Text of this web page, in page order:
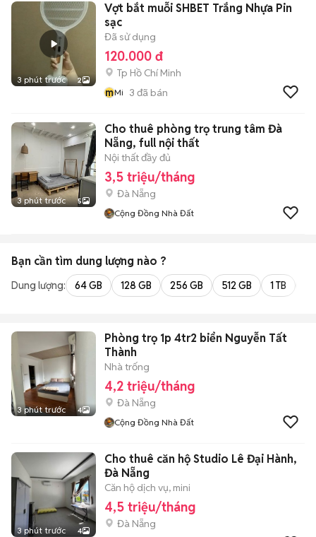
3 phút trước 2
Vợt bắt muỗi SHBET Trắng Nhựa Pin
sạc
Đã sử dụng
120.000 đ
Tp Hồ Chí Minh
mMi 3 đã bán
3 phút trước 5
Cho thuê phòng trọ trung tâm Đà
Nẵng, full nội thất
Nội thất đầy đủ
3,5 triệu/tháng
Đà Nẵng
Cộng Đồng Nhà Đất
Bạn cần tìm dung lượng nào ?
Dung lượng: 64 GB 128 GB 256 GB 512 GB 1 TB
3 phút trước 4
Phòng trọ 1p 4tr2 biển Nguyễn Tất
Thành
Nhà trống
4,2 triệu/tháng
Đà Nẵng
Cộng Đồng Nhà Đất
3 phút trước 4
Cho thuê căn hộ Studio Lê Đại Hành,
Đà Nẵng
Căn hộ dịch vụ, mini
4,5 triệu/tháng
Đà Nẵng